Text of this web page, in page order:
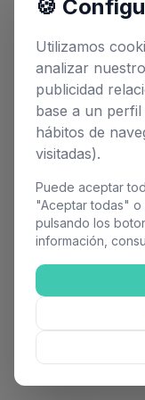
🍪
Utilizamos
analizar
publicidad
base a un
hábitos de
visitadas).
Puede aceptar
"Aceptar todas" o
pulsando los
información,